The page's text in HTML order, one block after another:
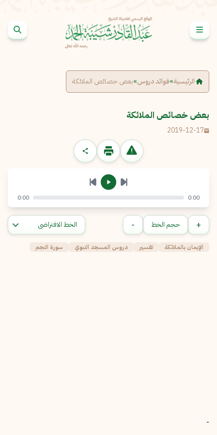
الرئيسية»فوائد دروس»بعض خصائص الملائكة
بعض خصائص الملائكة
2019-12-17
الإبلاغ عن مشكلة
الرسالة
إرسال إلغاء
0:00
0:00
+ حجم الخط -
الإيمان بالملائكة تفسير دروس المسجد النبوي سورة النجم
-